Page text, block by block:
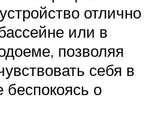
отлично
или в
позволяя
себя в
беспокоясь о